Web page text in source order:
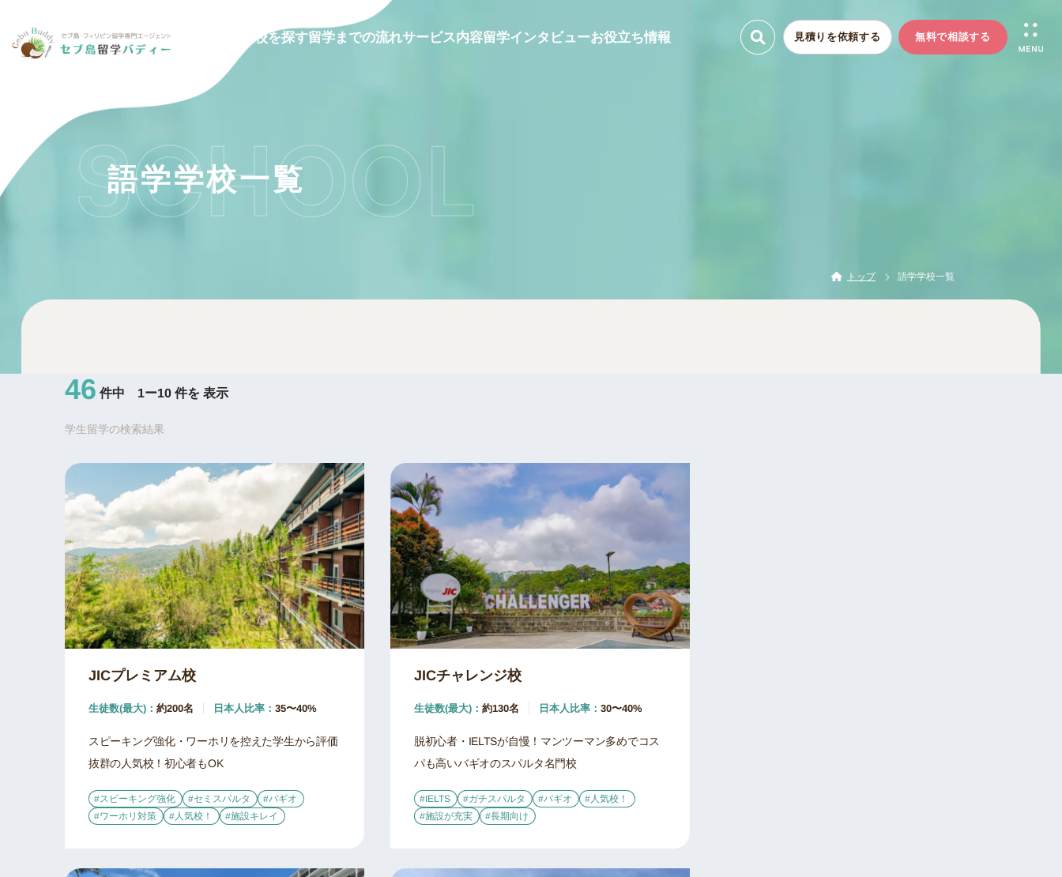
学校を探す留学までの流れサービス内容留学インタビューお役立ち情報 見積りを依頼する 無料で相談する
語学学校一覧
SCHOOL
トップ 語学学校一覧
46 件中 1ー10 件を 表示
学生留学の検索結果
JICプレミアム校
生徒数(最大)： 約200名 日本人比率： 35〜40%
スピーキング強化・ワーホリを控えた学生から評価
抜群の人気校！初心者もOK
#スピーキング強化 #セミスパルタ #バギオ
#ワーホリ対策 #人気校！ #施設キレイ
JICチャレンジ校
生徒数(最大)： 約130名 日本人比率： 30〜40%
脱初心者・IELTSが自慢！マンツーマン多めでコス
パも高いバギオのスパルタ名門校
#IELTS #ガチスパルタ #バギオ #人気校！
#施設が充実 #長期向け